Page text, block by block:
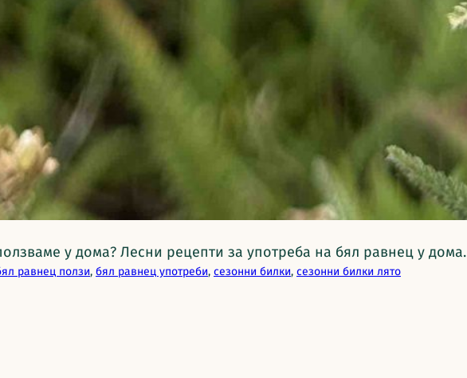
у дома? Лесни рецепти за употреба на бял равнец у дома.
равнец ползи, бял равнец употреби, сезонни билки, сезонни билки лято